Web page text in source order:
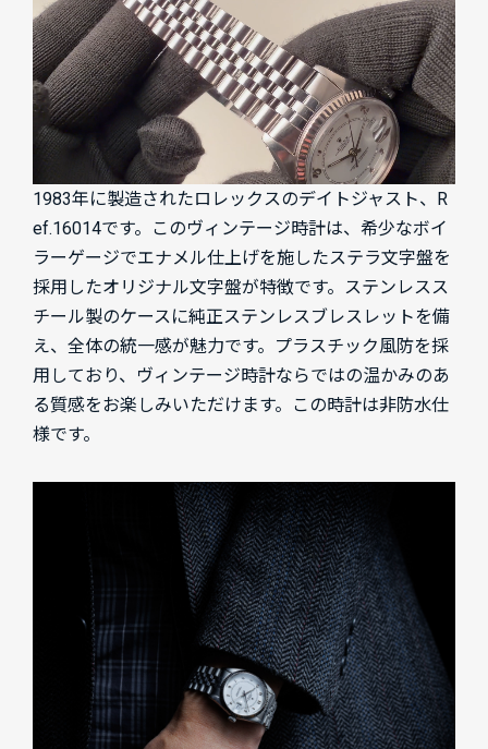
1983年に製造されたロレックスのデイトジャスト、R
ef.16014です。このヴィンテージ時計は、希少なボイ
ラーゲージでエナメル仕上げを施したステラ文字盤を
採用したオリジナル文字盤が特徴です。ステンレスス
チール製のケースに純正ステンレスブレスレットを備
え、全体の統一感が魅力です。プラスチック風防を採
用しており、ヴィンテージ時計ならではの温かみのあ
る質感をお楽しみいただけます。この時計は非防水仕
様です。